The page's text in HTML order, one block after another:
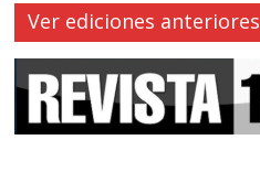
Ver ediciones anteriores